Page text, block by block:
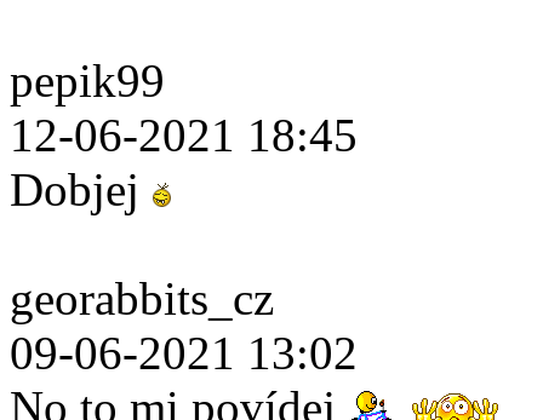
pepik99
12-06-2021 18:45
Dobjej
georabbits_cz
09-06-2021 13:02
No to mi povídej